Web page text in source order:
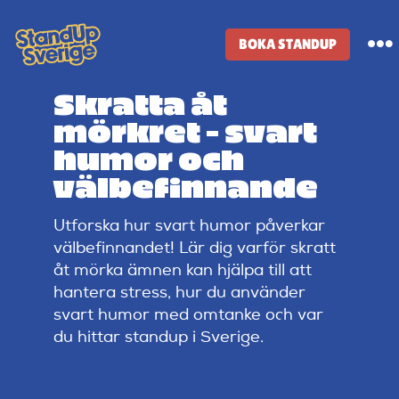
to
content
BOKA STANDUP
Standup-butik
Komiker
Lineup
Tidigare lineup
Klubbar
Skratta åt
mörkret – svart
humor och
välbefinnande
Utforska hur svart humor påverkar
välbefinnandet! Lär dig varför skratt
åt mörka ämnen kan hjälpa till att
hantera stress, hur du använder
svart humor med omtanke och var
du hittar standup i Sverige.